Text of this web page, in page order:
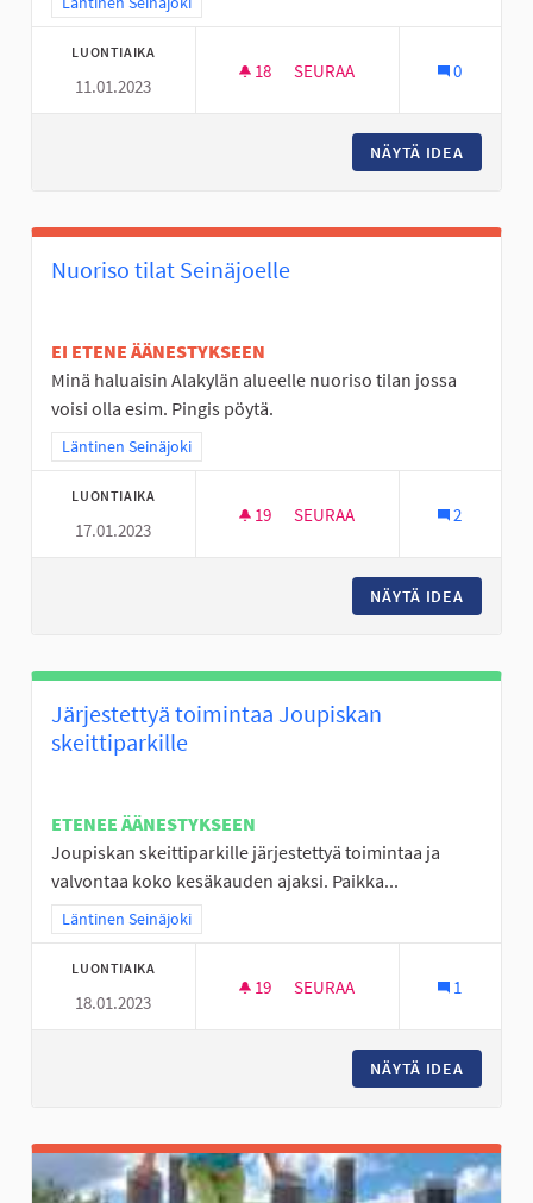
LUONTIAIKA
11.01.2023
18 18 SEURAAJAA
SEURAA 0
NÄYTÄ IDEA
Nuoriso tilat Seinäjoelle
EI ETENE ÄÄNESTYKSEEN
Minä haluaisin Alakylän alueelle nuoriso tilan jossa
voisi olla esim. Pingis pöytä.
Rajaa tulokset teeman mukaan: Läntinen Seinäjoki
Läntinen Seinäjoki
LUONTIAIKA
17.01.2023
19 19 SEURAAJAA
SEURAA 2
NÄYTÄ IDEA
Järjestettyä toimintaa Joupiskan
skeittiparkille
ETENEE ÄÄNESTYKSEEN
Joupiskan skeittiparkille järjestettyä toimintaa ja
valvontaa koko kesäkauden ajaksi. Paikka...
Rajaa tulokset teeman mukaan: Läntinen Seinäjoki
Läntinen Seinäjoki
LUONTIAIKA
18.01.2023
19 19 SEURAAJAA
SEURAA 1
NÄYTÄ IDEA